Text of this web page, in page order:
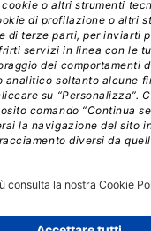
Esplora il gruppo
Edra Edizioni
Edizioni LSWR
LSWR Group
network Edra Edizioni.